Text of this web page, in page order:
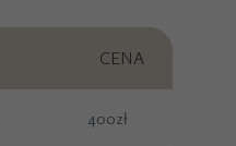
CENA
400zł